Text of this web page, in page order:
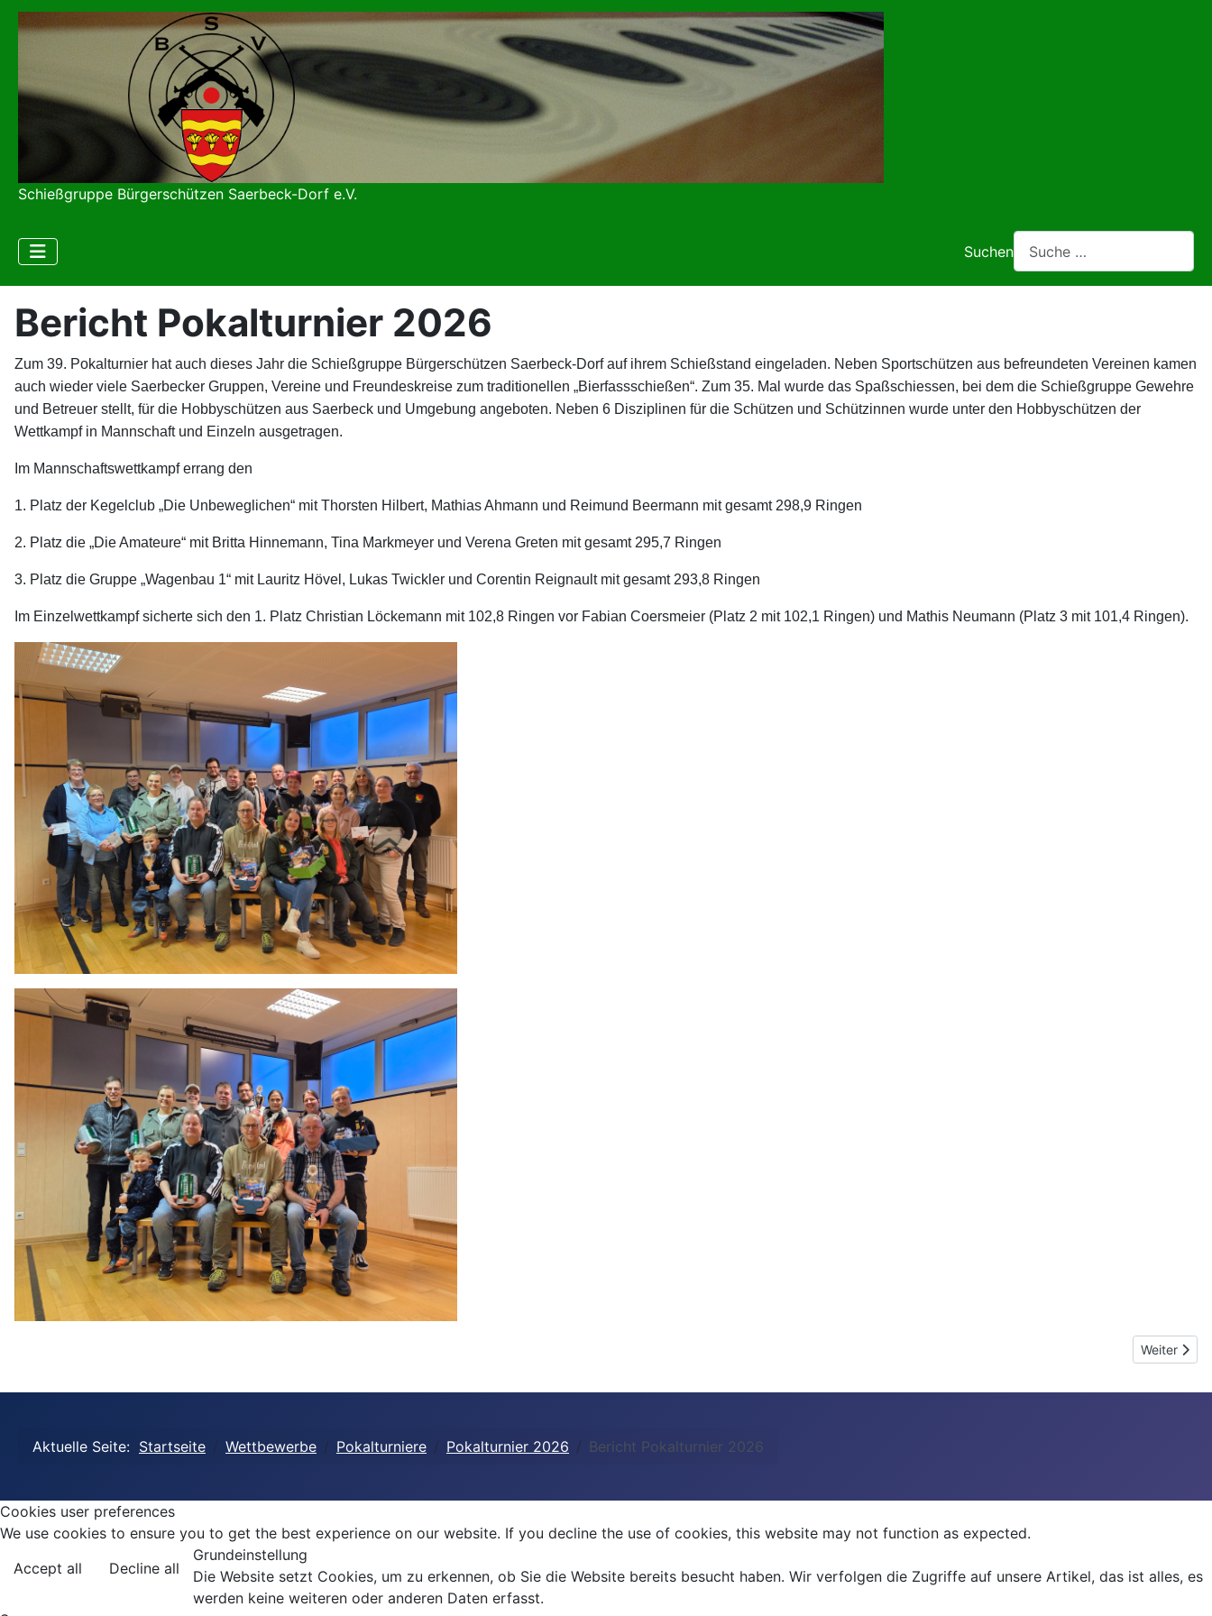
Schießgruppe Bürgerschützen Saerbeck-Dorf e.V.
Suchen
Bericht Pokalturnier 2026
Zum 39. Pokalturnier hat auch dieses Jahr die Schießgruppe Bürgerschützen Saerbeck-Dorf auf ihrem Schießstand eingeladen. Neben Sportschützen aus befreundeten Vereinen kamen
auch wieder viele Saerbecker Gruppen, Vereine und Freundeskreise zum traditionellen „Bierfassschießen“. Zum 35. Mal wurde das Spaßschiessen, bei dem die Schießgruppe Gewehre
und Betreuer stellt, für die Hobbyschützen aus Saerbeck und Umgebung angeboten. Neben 6 Disziplinen für die Schützen und Schützinnen wurde unter den Hobbyschützen der
Wettkampf in Mannschaft und Einzeln ausgetragen.
Im Mannschaftswettkampf errang den
1. Platz der Kegelclub „Die Unbeweglichen“ mit Thorsten Hilbert, Mathias Ahmann und Reimund Beermann mit gesamt 298,9 Ringen
2. Platz die „Die Amateure“ mit Britta Hinnemann, Tina Markmeyer und Verena Greten mit gesamt 295,7 Ringen
3. Platz die Gruppe „Wagenbau 1“ mit Lauritz Hövel, Lukas Twickler und Corentin Reignault mit gesamt 293,8 Ringen
Im Einzelwettkampf sicherte sich den 1. Platz Christian Löckemann mit 102,8 Ringen vor Fabian Coersmeier (Platz 2 mit 102,1 Ringen) und Mathis Neumann (Platz 3 mit 101,4 Ringen).
Nächster
Weiter
Aktuelle Seite: Startseite Wettbewerbe Pokalturniere Pokalturnier 2026 Bericht Pokalturnier 2026
Cookies user preferences
We use cookies to ensure you to get the best experience on our website. If you decline the use of cookies, this website may not function as expected.
Accept all
Decline all
Grundeinstellung
Die Website setzt Cookies, um zu erkennen, ob Sie die Website bereits besucht haben. Wir verfolgen die Zugriffe auf unsere Artikel, das ist alles, es
werden keine weiteren oder anderen Daten erfasst.